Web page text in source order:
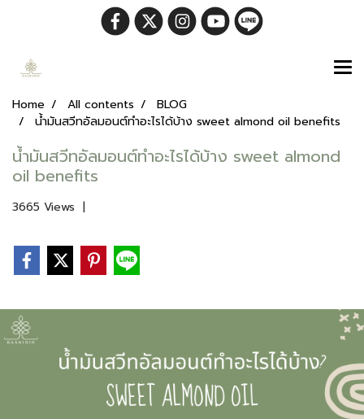
Home All contents
BLOG
น้ำมันสวีทอัลมอนต์ทำอะไรได้บ้าง sweet almond oil benefits
น้ำมันสวีทอัลมอนต์ทำอะไรได้บ้าง sweet almond
oil benefits
3665 Views |